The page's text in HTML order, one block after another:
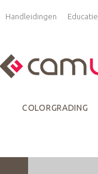
Handleidingen Educatie
COLORGRADING